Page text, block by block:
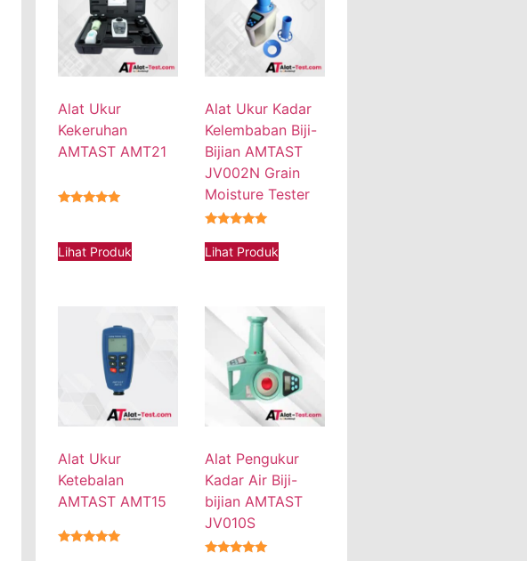
Alat Ukur
Kekeruhan
AMTAST AMT21
Lihat Produk
Alat Ukur Kadar
Kelembaban Biji-
Bijian AMTAST
JV002N Grain
Moisture Tester
Lihat Produk
Alat Ukur
Ketebalan
AMTAST AMT15
Alat Pengukur
Kadar Air Biji-
bijian AMTAST
JV010S